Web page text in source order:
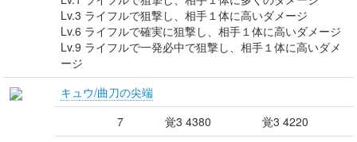
Lv.3 ライフルで狙撃し、相手１体に高いダメージ
Lv.6 ライフルで確実に狙撃し、相手１体に高いダメージ
Lv.9 ライフルで一発必中で狙撃し、相手１体に高いダメ
ージ
キュウ/曲刀の尖端
7
覚3 4380
覚3 4220